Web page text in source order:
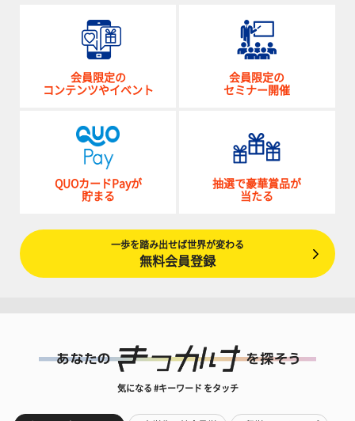
会員限定の
コンテンツやイベント
会員限定の
セミナー開催
QUOカードPayが
貯まる
抽選で豪華賞品が
当たる
一歩を踏み出せば世界が変わる
無料会員登録
気になる #キーワード をタッチ